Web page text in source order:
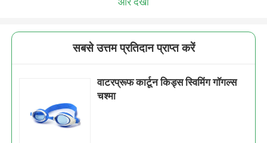
सबसे उत्तम प्रतिदान प्राप्त करें
वाटरप्रूफ कार्टून किड्स स्विमिंग गॉगल्स
चश्मा